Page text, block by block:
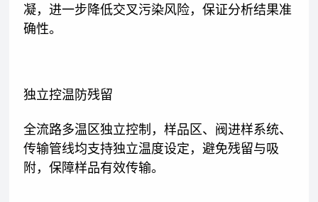
凝，进一步降低交叉污染风险，保证分析结果准
确性。
独立控温防残留
全流路多温区独立控制，样品区、阀进样系统、
传输管线均支持独立温度设定，避免残留与吸
附，保障样品有效传输。